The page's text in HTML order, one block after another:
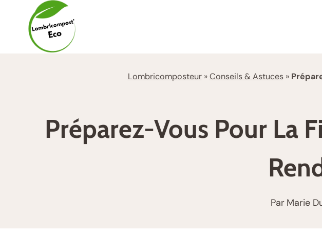
contenu
Lombricomposteur»Conseils & Astuces»
Préparez-Vous Pour La
Par Marie